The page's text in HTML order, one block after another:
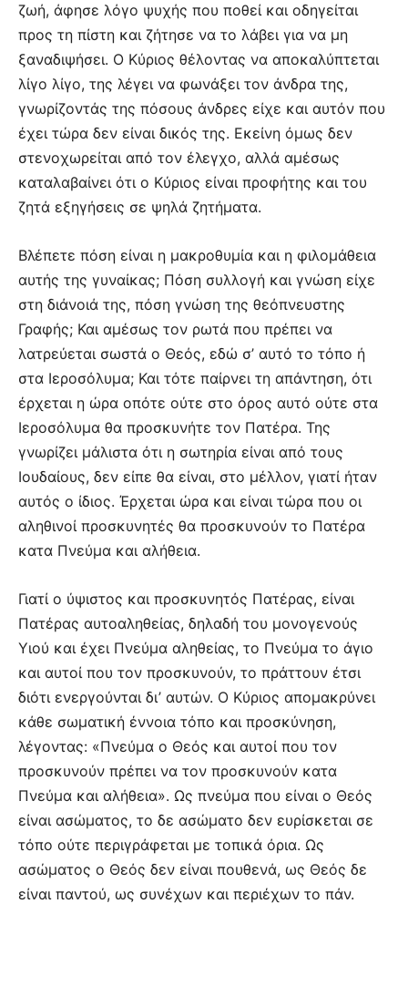
ζωή, άφησε λόγο ψυχής που ποθεί και οδηγείται
προς τη πίστη και ζήτησε να το λάβει για να μη
ξαναδιψήσει. Ο Κύριος θέλοντας να αποκαλύπτεται
λίγο λίγο, της λέγει να φωνάξει τον άνδρα της,
γνωρίζοντάς της πόσους άνδρες είχε και αυτόν που
έχει τώρα δεν είναι δικός της. Εκείνη όμως δεν
στενοχωρείται από τον έλεγχο, αλλά αμέσως
καταλαβαίνει ότι ο Κύριος είναι προφήτης και του
ζητά εξηγήσεις σε ψηλά ζητήματα.
Βλέπετε πόση είναι η μακροθυμία και η φιλομάθεια
αυτής της γυναίκας; Πόση συλλογή και γνώση είχε
στη διάνοιά της, πόση γνώση της θεόπνευστης
Γραφής; Και αμέσως τον ρωτά που πρέπει να
λατρεύεται σωστά ο Θεός, εδώ σ’ αυτό το τόπο ή
στα Ιεροσόλυμα; Και τότε παίρνει τη απάντηση, ότι
έρχεται η ώρα οπότε ούτε στο όρος αυτό ούτε στα
Ιεροσόλυμα θα προσκυνήτε τον Πατέρα. Της
γνωρίζει μάλιστα ότι η σωτηρία είναι από τους
Ιουδαίους, δεν είπε θα είναι, στο μέλλον, γιατί ήταν
αυτός ο ίδιος. Έρχεται ώρα και είναι τώρα που οι
αληθινοί προσκυνητές θα προσκυνούν το Πατέρα
κατα Πνεύμα και αλήθεια.
Γιατί ο ύψιστος και προσκυνητός Πατέρας, είναι
Πατέρας αυτοαληθείας, δηλαδή του μονογενούς
Υιού και έχει Πνεύμα αληθείας, το Πνεύμα το άγιο
και αυτοί που τον προσκυνούν, το πράττουν έτσι
διότι ενεργούνται δι’ αυτών. Ο Κύριος απομακρύνει
κάθε σωματική έννοια τόπο και προσκύνηση,
λέγοντας: «Πνεύμα ο Θεός και αυτοί που τον
προσκυνούν πρέπει να τον προσκυνούν κατα
Πνεύμα και αλήθεια». Ως πνεύμα που είναι ο Θεός
είναι ασώματος, το δε ασώματο δεν ευρίσκεται σε
τόπο ούτε περιγράφεται με τοπικά όρια. Ως
ασώματος ο Θεός δεν είναι πουθενά, ως Θεός δε
είναι παντού, ως συνέχων και περιέχων το πάν.